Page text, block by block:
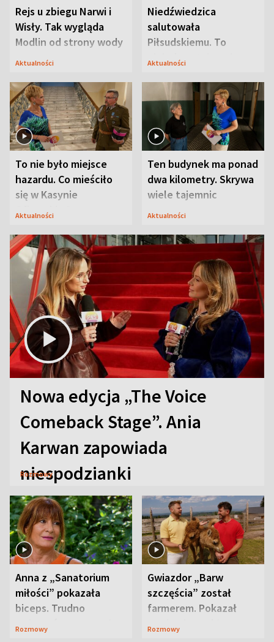
Rejs u zbiegu Narwi i
Wisły. Tak wygląda
Modlin od strony wody
Aktualności
Niedźwiedzica
salutowała
Piłsudskiemu. To
niejedyna tajemnica
Aktualności
To nie było miejsce
hazardu. Co mieściło
się w Kasynie
Oficerskim?
Aktualności
Ten budynek ma ponad
dwa kilometry. Skrywa
wiele tajemnic
Aktualności
Nowa edycja „The Voice
Comeback Stage”. Ania
Karwan zapowiada
niespodzianki
Rozmowy
Anna z „Sanatorium
miłości” pokazała
biceps. Trudno
uwierzyć, co przeszła
Rozmowy
Gwiazdor „Barw
szczęścia” został
farmerem. Pokazał
swoje niezwykłe
Rozmowy